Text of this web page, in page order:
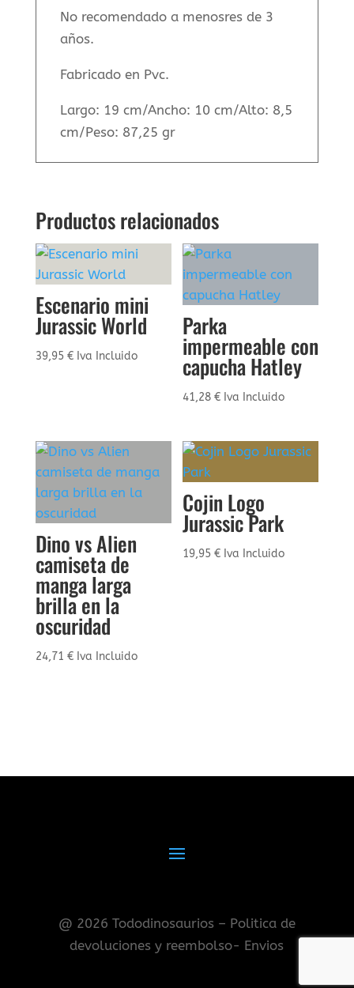
No recomendado a menosres de 3
años.
Fabricado en Pvc.
Largo: 19 cm/Ancho: 10 cm/Alto: 8,5
cm/Peso: 87,25 gr
Productos relacionados
Escenario mini
Jurassic World
39,95 € Iva Incluido
Parka
impermeable con
capucha Hatley
41,28€ Iva Incluido
Dino vs Alien
camiseta de
manga larga
brilla en la
oscuridad
24,71 € Iva Incluido
Cojin Logo
Jurassic Park
19,95€ Iva Incluido
@ 2026 Tododinosaurios – Politica de
devoluciones y reembolso- Envios